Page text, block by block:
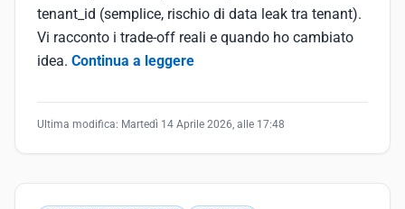
tenant_id (semplice, rischio di data leak tra tenant).
Vi racconto i trade-off reali e quando ho cambiato
idea. Continua a leggere
Ultima modifica: Martedì 14 Aprile 2026, alle 17:48